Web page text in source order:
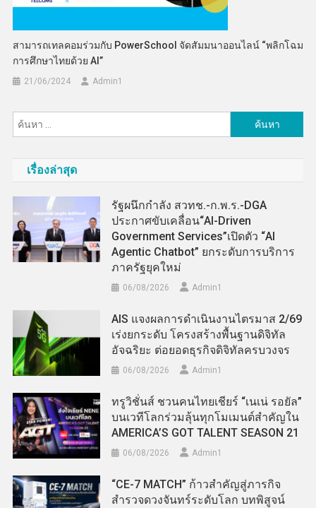
สามารถเทลคอมร่วมกับ PowerSchool จัดสัมมนาออนไลน์ “พลิกโฉม
การศึกษาไทยด้วย AI”
21/06/2024 Admin​1
สำหรับ:
เรื่องล่าสุด
รัฐผนึกกำลัง สวทช.-ก.พ.ร.-DGA
ประกาศขับเคลื่อน“AI-Driven
Government Services”เปิดตัว “AI
Agentic Chatbot” ยกระดับการบริการ
ภาครัฐยุคใหม่
06/08/2026 Admin​1
AIS แจงผลการดำเนินงานไตรมาส 2/69
เร่งยกระดับ โครงสร้างพื้นฐานดิจิทัล
อัจฉริยะ ต่อยอดธุรกิจดิจิทัลครบวงจร
06/08/2026 Admin​1
ทรูวิชั่นส์ ชวนคนไทยเชียร์ “เนเน่ รอยัล”
บนเวทีโลกร่วมลุ้นทุกโมเมนต์สำคัญใน
AMERICA’S GOT TALENT SEASON 21
06/08/2026 Admin​1
“CE-7 MATCH” ก้าวสำคัญสู่ภารกิจ
สำรวจดวงจันทร์ระดับโลก บทพิสูจน์